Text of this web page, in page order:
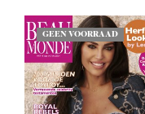
GEEN VOORRAAD